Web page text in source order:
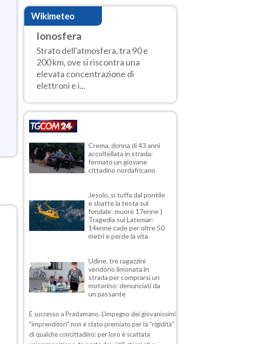
tregua e durerà fino Ferragosto
Wikimeteo
Ionosfera
Strato dell'atmosfera, tra 90 e
200 km, ove si riscontra una
elevata concentrazione di
elettroni e i...
Crema, donna di 43 anni
accoltellata in strada:
fermato un giovane
cittadino nordafricano
Jesolo, si tuffa dal pontile
e sbatte la testa sul
fondale: muore 17enne |
Tragedia sul Latemar:
14enne cade per oltre 50
metri e perde la vita
Udine, tre ragazzini
vendono limonata in
strada per comprarsi un
motorino: denunciati da
un passante
È successo a Pradamano. L'impegno dei giovanissimi
"imprenditori" non è stato premiato per la "rigidità"
di qualche concittadino: per loro è scattata